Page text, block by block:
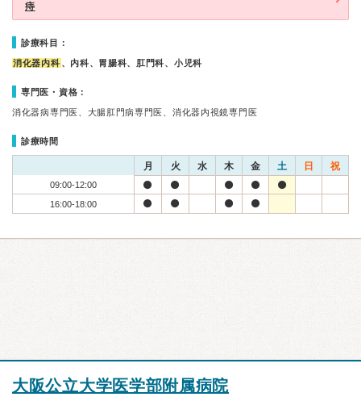
痔
診療科目：
消化器内科 、内科、胃腸科、肛門科、小児科
専門医・資格：
消化器病専門医、大腸肛門病専門医、消化器内視鏡専門医
診療時間
月 火 水 木 金 土 日 祝
09:00-12:00
16:00-18:00
大阪公立大学医学部附属病院